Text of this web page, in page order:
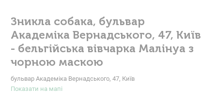
Зникла собака, бульвар
Академіка Вернадського, 47, Київ
- бельгійська вівчарка Малінуа з
чорною маскою
бульвар Академіка Вернадського, 47, Київ
Показати на мапі